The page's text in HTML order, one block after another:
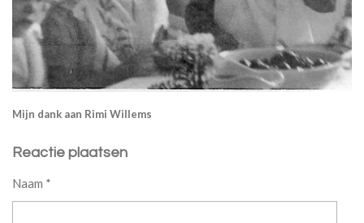
Mijn dank aan Rimi Willems
Reactie plaatsen
Naam *